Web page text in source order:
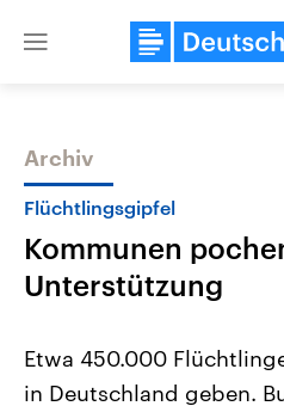
Close
Themen
Archiv
Flüchtlingsgipfel
Kommunen
Unterstützung
Etwa 450.000
in Deutschland geben.